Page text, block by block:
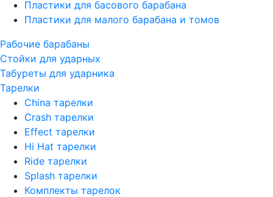
Пластики для басового барабана
Пластики для малого барабана и томов
Рабочие барабаны
Стойки для ударных
Табуреты для ударника
Тарелки
China тарелки
Crash тарелки
Effect тарелки
Hi Hat тарелки
Ride тарелки
Splash тарелки
Комплекты тарелок